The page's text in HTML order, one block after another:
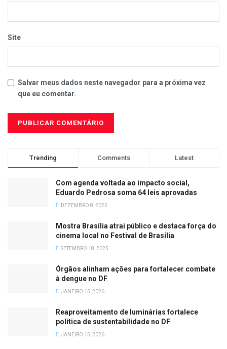
Site
Salvar meus dados neste navegador para a próxima vez
que eu comentar.
Trending Comments Latest
Com agenda voltada ao impacto social,
Eduardo Pedrosa soma 64 leis aprovadas
DEZEMBRO 8, 2025
Mostra Brasília atrai público e destaca força do
cinema local no Festival de Brasília
SETEMBRO 18, 2025
Órgãos alinham ações para fortalecer combate
à dengue no DF
JANEIRO 15, 2026
Reaproveitamento de luminárias fortalece
política de sustentabilidade no DF
JANEIRO 15, 2026